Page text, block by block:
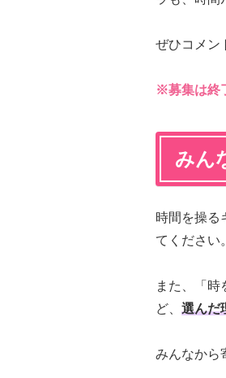
ぜひコメン
※募集は終
みん
時間を操る
てください。
また、「時
ど、 選んだ
みんなから